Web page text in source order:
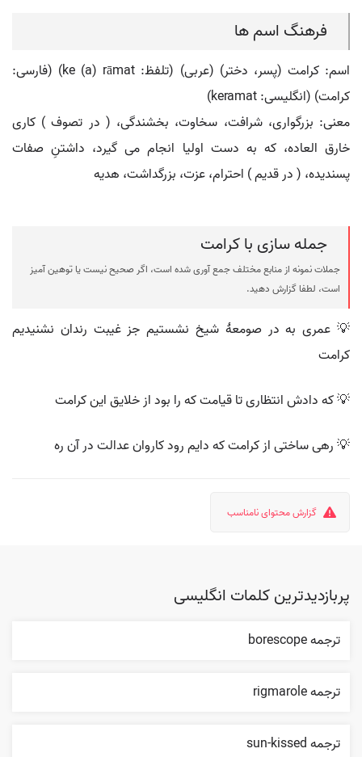
فرهنگ اسم ها
اسم: کرامت (پسر، دختر) (عربی) (تلفظ: ke (a) rāmat) (فارسی:
کرامت) (انگلیسی: keramat)
معنی: بزرگواری، شرافت، سخاوت، بخشندگی، ( در تصوف ) کاری
خارق العاده، که به دست اولیا انجام می گیرد، داشتنِ صفات
پسندیده، ( در قدیم ) احترام، عزت، بزرگداشت، هدیه
جمله سازی با کرامت
جملات نمونه از منابع مختلف جمع آوری شده است، اگر صحیح نیست یا توهین آمیز
است، لطفا گزارش دهید.
💡 عمری به در صومعهٔ شیخ نشستیم جز غیبت رندان نشنیدیم
کرامت
💡 که دادش انتظاری تا قیامت که را بود از خلایق این کرامت
💡 رهی ساختی از کرامت که دایم رود کاروان عدالت در آن ره
گزارش محتوای نامناسب
پربازدیدترین کلمات انگلیسی
ترجمه borescope
ترجمه rigmarole
ترجمه sun-kissed